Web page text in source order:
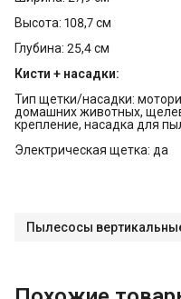
Высота: 108,7 см
Глубина: 25,4 см
Кисти + насадки:
Тип щетки/насадки:
домашних животных,
крепление, насадка для
Электрическая щетка: да
Пылесосы